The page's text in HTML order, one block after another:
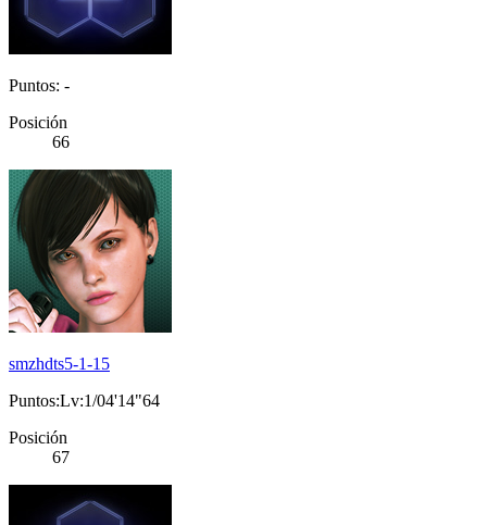
Puntos: -
Posición
66
smzhdts5-1-15
Puntos:Lv:1/04'14"64
Posición
67